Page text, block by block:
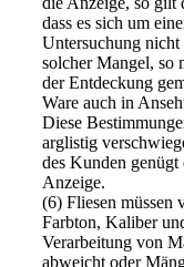
dass es sich um
Untersuchung nicht
solcher Mangel, so
der Entdeckung
Ware auch in
Diese
arglistig
des Kunden
Anzeige.
(6) Fliesen müssen
Farbton, Kaliber
Verarbeitung von
abweicht oder